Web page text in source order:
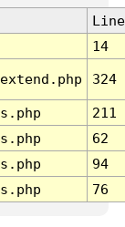
Line
14
324
211
62
94
76